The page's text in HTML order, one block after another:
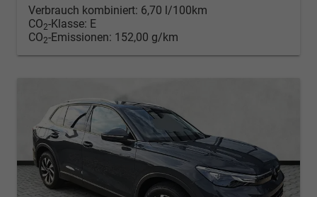
Verbrauch kombiniert: 6,70 l/100km
CO2-Klasse: E
CO2-Emissionen: 152,00 g/km